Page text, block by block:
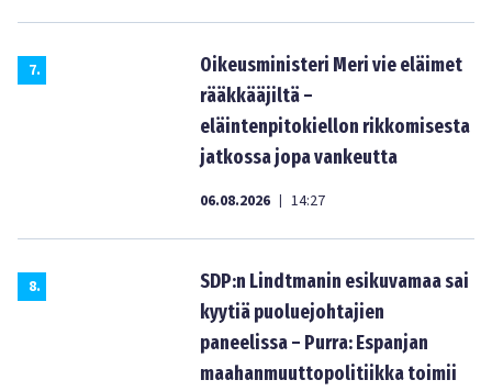
7.
Oikeusministeri Meri vie eläimet
rääkkääjiltä –
eläintenpitokiellon rikkomisesta
jatkossa jopa vankeutta
06.08.2026 | 14:27
8.
SDP:n Lindtmanin esikuvamaa sai
kyytiä puoluejohtajien
paneelissa – Purra: Espanjan
maahanmuuttopolitiikka toimii